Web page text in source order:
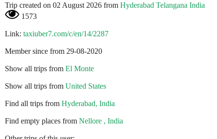
Trip created on 02 August 2026 from Hyderabad Telangana India
1573
Link: taxiuber7.com/c/en/14/2287
Member since from 29-08-2020
Show all trips from El Monte
Show all trips from United States
Find all trips from Hyderabad, India
Find empty places from Nellore , India